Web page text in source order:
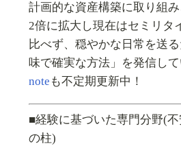
計画的な資産構築に取り組
2倍に拡大し現在はセミリタ
比べず、穏やかな日常を送
味で確実な方法」を発信して
note も不定期更新中！
■経験に基づいた専門分野(
の柱)